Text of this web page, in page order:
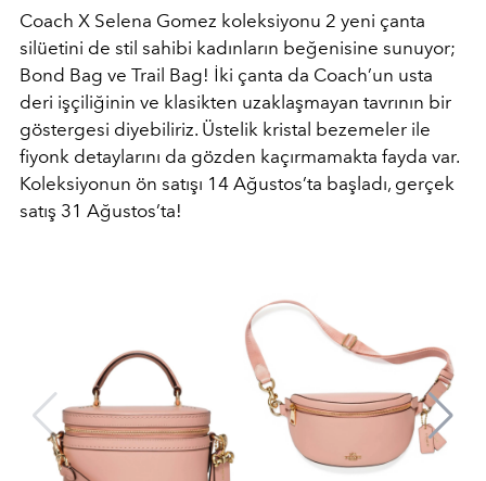
Coach X Selena Gomez koleksiyonu 2 yeni çanta
silüetini de stil sahibi kadınların beğenisine sunuyor;
Bond Bag ve Trail Bag! İki çanta da Coach’un usta
deri işçiliğinin ve klasikten uzaklaşmayan tavrının bir
göstergesi diyebiliriz. Üstelik kristal bezemeler ile
fiyonk detaylarını da gözden kaçırmamakta fayda var.
Koleksiyonun ön satışı 14 Ağustos’ta başladı, gerçek
satış 31 Ağustos’ta!